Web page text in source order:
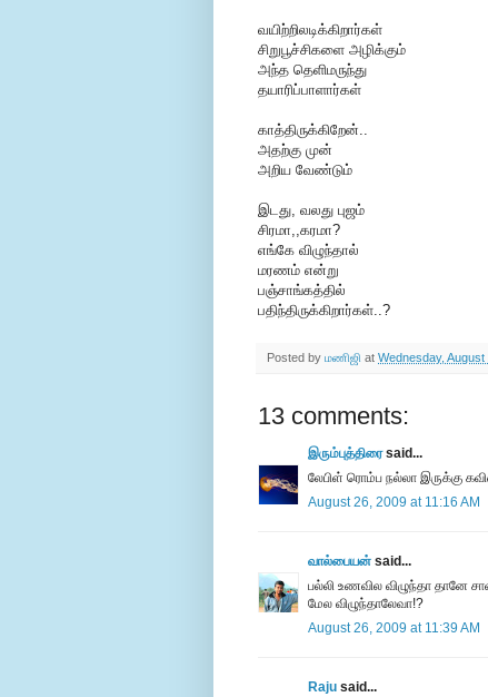
வயிற்றிலடிக்கிறார்கள்
சிறுபூச்சிகளை அழிக்கும்
அந்த தெளிமருந்து
தயாரிப்பாளார்கள்
காத்திருக்கிறேன்..
அதற்கு முன்
அறிய வேண்டும்
இடது, வலது புஜம்
சிரமா,,கரமா?
எங்கே விழுந்தால்
மரணம் என்று
பஞ்சாங்கத்தில்
பதிந்திருக்கிறார்கள்..?
Posted by மணிஜி at Wednesday, August
13 comments:
இரும்புத்திரைsaid...
லேபிள் ரொம்ப நல்லா இருக்கு
August 26, 2009 at 11:16 AM
வால்பையன் said...
பல்லி உணவில விழுந்தா தானே
மேல விழுந்தாலேவா!?
August 26, 2009 at 11:39 AM
Raju said...